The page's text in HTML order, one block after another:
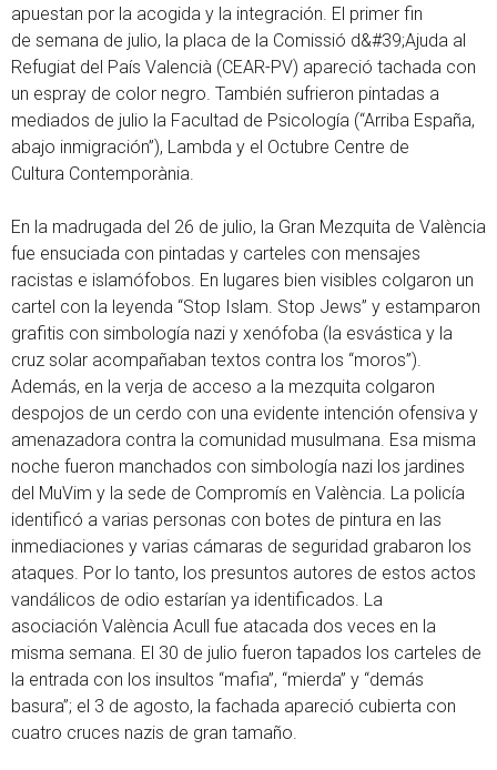
apuestan por la acogida y la integración. El primer fin
de semana de julio, la placa de la Comissió d&#39;Ajuda al
Refugiat del País Valencià (CEAR-PV) apareció tachada con
un espray de color negro. También sufrieron pintadas a
mediados de julio la Facultad de Psicología (“Arriba España,
abajo inmigración”), Lambda y el Octubre Centre de
Cultura Contemporània.
En la madrugada del 26 de julio, la Gran Mezquita de València
fue ensuciada con pintadas y carteles con mensajes
racistas e islamófobos. En lugares bien visibles colgaron un
cartel con la leyenda “Stop Islam. Stop Jews” y estamparon
grafitis con simbología nazi y xenófoba (la esvástica y la
cruz solar acompañaban textos contra los “moros”).
Además, en la verja de acceso a la mezquita colgaron
despojos de un cerdo con una evidente intención ofensiva y
amenazadora contra la comunidad musulmana. Esa misma
noche fueron manchados con simbología nazi los jardines
del MuVim y la sede de Compromís en València. La policía
identificó a varias personas con botes de pintura en las
inmediaciones y varias cámaras de seguridad grabaron los
ataques. Por lo tanto, los presuntos autores de estos actos
vandálicos de odio estarían ya identificados. La
asociación València Acull fue atacada dos veces en la
misma semana. El 30 de julio fueron tapados los carteles de
la entrada con los insultos “mafia”, “mierda” y “demás
basura”; el 3 de agosto, la fachada apareció cubierta con
cuatro cruces nazis de gran tamaño.